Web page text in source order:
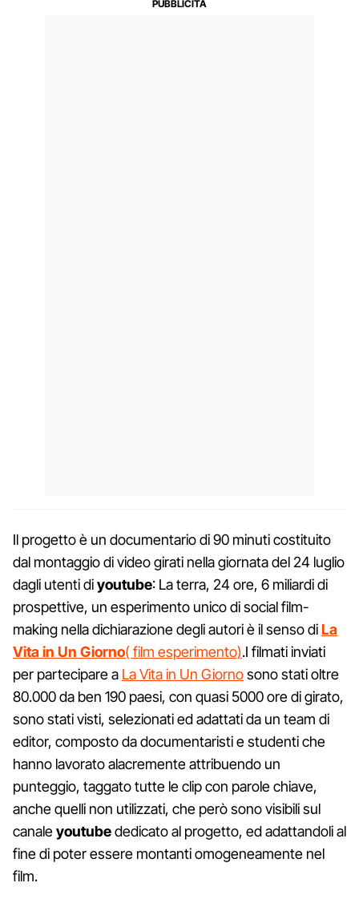
Il progetto è un documentario di 90 minuti costituito
dal montaggio di video girati nella giornata del 24 luglio
dagli utenti diyoutube: La terra, 24 ore, 6 miliardi di
prospettive, un esperimento unico di social film-
making nella dichiarazione degli autori è il senso diLa
Vita in Un Giorno( film esperimento).I filmati inviati
per partecipare a La Vita in Un Giornosono stati oltre
80.000 da ben 190 paesi, con quasi 5000 ore di girato,
sono stati visti, selezionati ed adattati da un team di
editor, composto da documentaristi e studenti che
hanno lavorato alacremente attribuendo un
punteggio, taggato tutte le clip con parole chiave,
anche quelli non utilizzati, che però sono visibili sul
canaleyoutubededicato al progetto, ed adattandoli al
fine di poter essere montanti omogeneamente nel
film.